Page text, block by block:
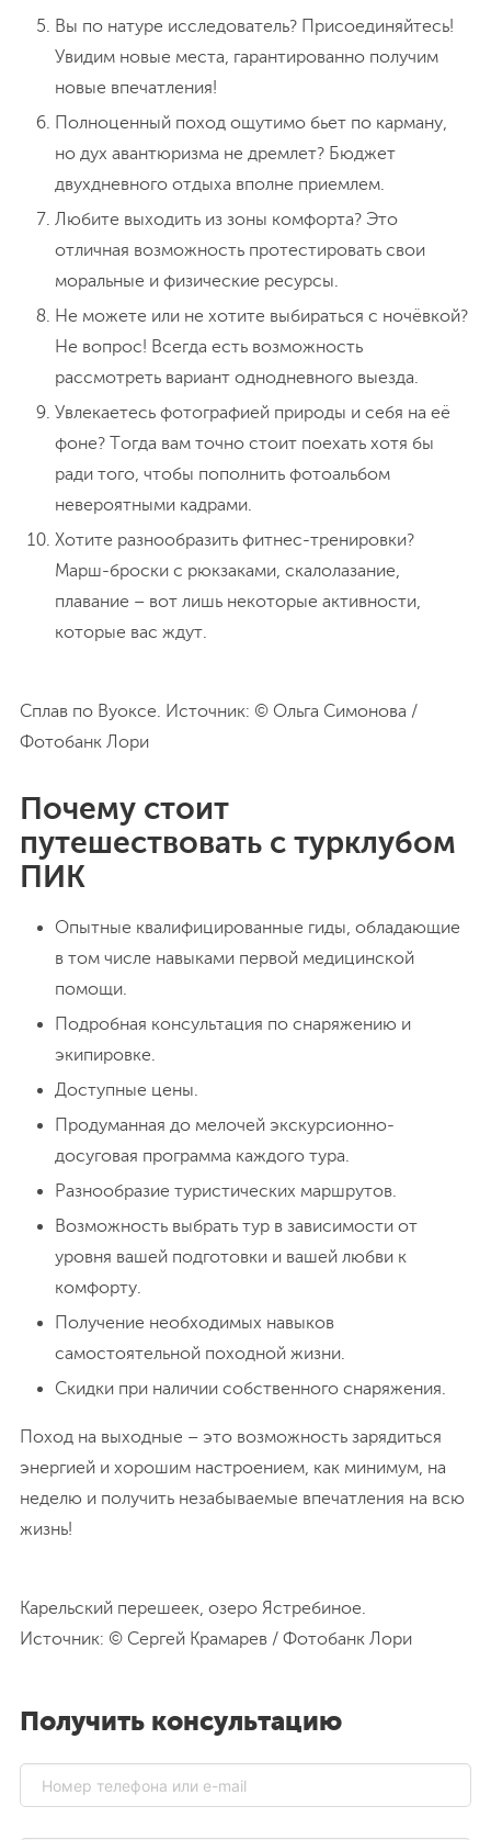
Вы по натуре исследователь? Присоединяйтесь!
Увидим новые места, гарантированно получим
новые впечатления!
Полноценный поход ощутимо бьет по карману,
но дух авантюризма не дремлет? Бюджет
двухдневного отдыха вполне приемлем.
Любите выходить из зоны комфорта? Это
отличная возможность протестировать свои
моральные и физические ресурсы.
Не можете или не хотите выбираться с ночёвкой?
Не вопрос! Всегда есть возможность
рассмотреть вариант однодневного выезда.
Увлекаетесь фотографией природы и себя на её
фоне? Тогда вам точно стоит поехать хотя бы
ради того, чтобы пополнить фотоальбом
невероятными кадрами.
Хотите разнообразить фитнес-тренировки?
Марш-броски с рюкзаками, скалолазание,
плавание – вот лишь некоторые активности,
которые вас ждут.
Сплав по Вуоксе. Источник: © Ольга Симонова /
Фотобанк Лори
Почему стоит
путешествовать с турклубом
ПИК
в том числе навыками первой медицинской
помощи.
экипировке.
досуговая программа каждого тура.
Разнообразие туристических маршрутов.
Возможность выбрать тур в зависимости от
уровня вашей подготовки и вашей любви к
Получение необходимых навыков
самостоятельной походной жизни.
Поход на выходные – это возможность зарядиться
неделю и получить незабываемые впечатления на всю
жизнь!